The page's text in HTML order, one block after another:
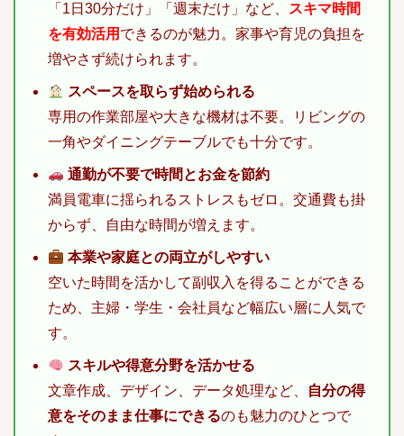
「1日30分だけ」「週末だけ」など、 スキマ時間
を有効活用 できるのが魅力。家事や育児の負担を
増やさず続けられます。
スペースを取らず始められる
専用の作業部屋や大きな機材は不要。リビングの
一角やダイニングテーブルでも十分です。
通勤が不要で時間とお金を節約
満員電車に揺られるストレスもゼロ。交通費も掛
からず、自由な時間が増えます。
本業や家庭との両立がしやすい
空いた時間を活かして副収入を得ることができる
ため、主婦・学生・会社員など幅広い層に人気で
す。
スキルや得意分野を活かせる
文章作成、デザイン、データ処理など、
自分の得
意をそのまま仕事にできるのも魅力のひとつで